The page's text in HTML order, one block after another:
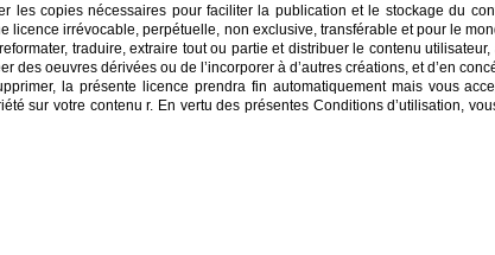
les copies nécessaires pour faciliter la publication et le stockage du
licence irrévocable, perpétuelle, non exclusive, transférable et pour le
traduire, extraire tout ou partie et distribuer le contenu
oeuvres dérivées ou de l’incorporer à d’autres créations, et d’en
la présente licence prendra fin automatiquement mais vous
sur votre contenu r. En vertu des présentes Conditions d’utilisation,